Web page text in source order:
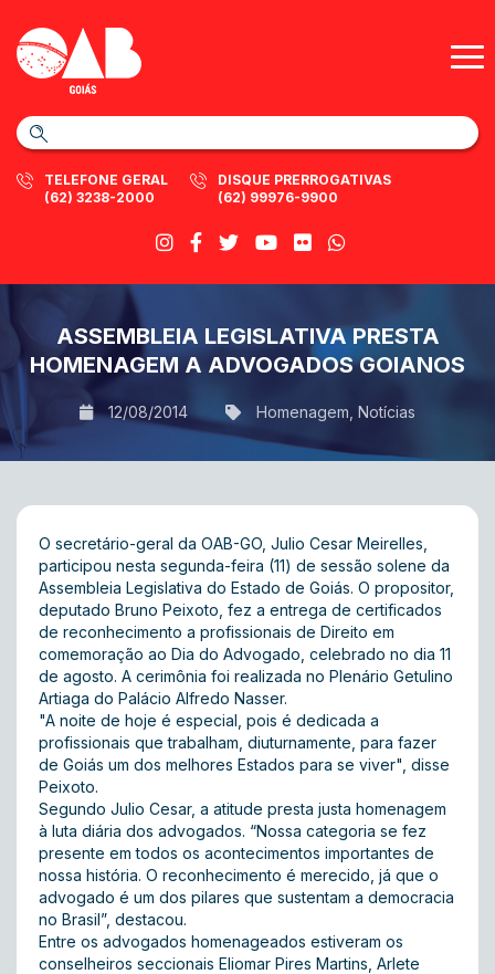
TELEFONE GERAL
(62) 3238-2000
DISQUE PRERROGATIVAS
(62) 99976-9900
ASSEMBLEIA LEGISLATIVA PRESTA
HOMENAGEM A ADVOGADOS GOIANOS
12/08/2014 Homenagem Notícias
O secretário-geral da OAB-GO, Julio Cesar Meirelles,
participou nesta segunda-feira (11) de sessão solene da
Assembleia Legislativa do Estado de Goiás. O propositor,
deputado Bruno Peixoto, fez a entrega de certificados
de reconhecimento a profissionais de Direito em
comemoração ao Dia do Advogado, celebrado no dia 11
de agosto. A cerimônia foi realizada no Plenário Getulino
Artiaga do Palácio Alfredo Nasser.
"A noite de hoje é especial, pois é dedicada a
profissionais que trabalham, diuturnamente, para fazer
de Goiás um dos melhores Estados para se viver", disse
Peixoto.
Segundo Julio Cesar, a atitude presta justa homenagem
à luta diária dos advogados. “Nossa categoria se fez
presente em todos os acontecimentos importantes de
nossa história. O reconhecimento é merecido, já que o
advogado é um dos pilares que sustentam a democracia
no Brasil”, destacou.
Entre os advogados homenageados estiveram os
conselheiros seccionais Eliomar Pires Martins, Arlete